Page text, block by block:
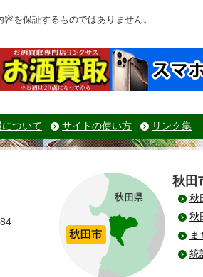
を保証するものではありません。
ついて サイトの使い方 リンク集
秋田
秋
秋
ま
統